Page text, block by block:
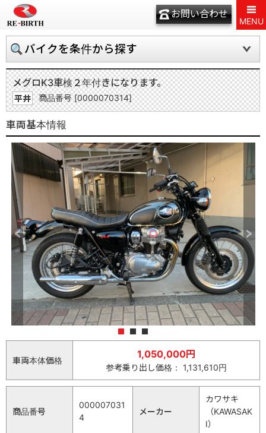
お問い合わせ
MENU
バイクを条件から探す
メグロK3車検２年付きになります。
平井 商品番号 [0000070314]
車両基本情報
Previous Next
1 2
車両本体価格
1,050,000円
参考乗り出し価格： 1,131,610円
商品番号
000007031
4
メーカー
カワサキ
（KAWASAK
I）